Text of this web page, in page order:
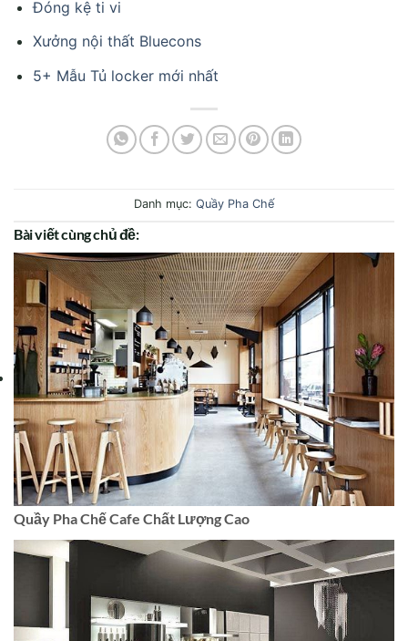
Đóng kệ ti vi
Xưởng nội thất Bluecons
5+ Mẫu Tủ locker mới nhất
Danh mục: Quầy Pha Chế
Bài viết cùng chủ đề:
Quầy Pha Chế Cafe Chất Lượng Cao